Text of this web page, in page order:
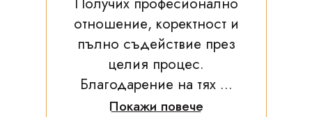
отношение, коректност и
пълно съдействие през
целия процес.
Благодарение на тях ...
Покажи повече